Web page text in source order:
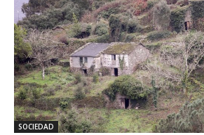
SOCIEDAD